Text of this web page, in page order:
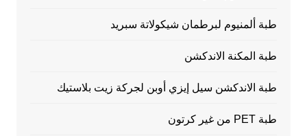
طبة ألمنيوم لبرطمان شيكولاتة سبريد
طبة المكنة الاندكشن
طبة الاندكشن سيل إيزي أوبن لجركة زيت بلاستيك
طبة PET من غير كرتون